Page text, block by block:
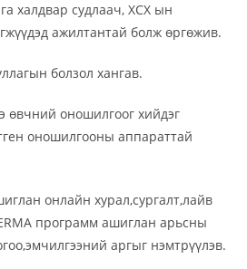
халдвар судлаач, ХСХ ын
ажилтантай болж өргөжив.
болзол хангав.
өвчний оношилгоог хийдэг
оношилгооны аппараттай
онлайн хурал,сургалт,лайв
программ ашиглан арьсны
аргыг нэмтрүүлэв.